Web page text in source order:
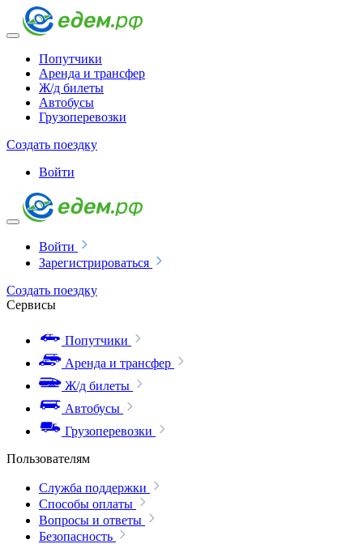
Попутчики
Аренда и трансфер
Ж/д билеты
Автобусы
Грузоперевозки
Создать поездку
Войти
Войти
Зарегистрироваться
Создать поездку
Сервисы
Попутчики
Аренда и трансфер
Ж/д билеты
Автобусы
Грузоперевозки
Пользователям
Служба поддержки
Способы оплаты
Вопросы и ответы
Безопасность